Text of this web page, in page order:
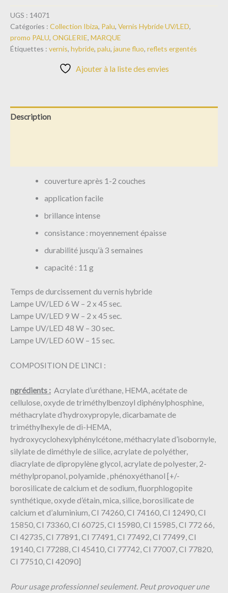
UGS : 14071
Catégories : Collection Ibiza, Palu, Vernis Hybride UV/LED,
promo PALU, ONGLERIE, MARQUE
Étiquettes : vernis, hybride, palu, jaune fluo, reflets ergentés
Ajouter à la liste des envies
Description
couverture après 1-2 couches
application facile
brillance intense
consistance : moyennement épaisse
durabilité jusqu’à 3 semaines
capacité : 11 g
Temps de durcissement du vernis hybride
Lampe UV/LED 6 W – 2 x 45 sec.
Lampe UV/LED 9 W – 2 x 45 sec.
Lampe UV/LED 48 W – 30 sec.
Lampe UV/LED 60 W – 15 sec.
COMPOSITION DE L’INCI :
ngrédients : Acrylate d’uréthane, HEMA, acétate de
cellulose, oxyde de triméthylbenzoyl diphénylphosphine,
méthacrylate d’hydroxypropyle, dicarbamate de
triméthylhexyle de di-HEMA,
hydroxycyclohexylphénylcétone, méthacrylate d’isobornyle,
silylate de diméthyle de silice, acrylate de polyéther,
diacrylate de dipropylène glycol, acrylate de polyester, 2-
méthylpropanol, polyamide , phénoxyéthanol [+/-
borosilicate de calcium et de sodium, fluorphlogopite
synthétique, oxyde d’étain, mica, silice, borosilicate de
calcium et d’aluminium, CI 74260, CI 74160, CI 12490, CI
15850, CI 73360, CI 60725, CI 15980, CI 15985, CI 772 66,
CI 42735, CI 77891, CI 77491, CI 77492, CI 77499, CI
19140, CI 77288, CI 45410, CI 77742, CI 77007, CI 77820,
CI 77510, CI 42090]
Pour usage professionnel seulement. Peut provoquer une